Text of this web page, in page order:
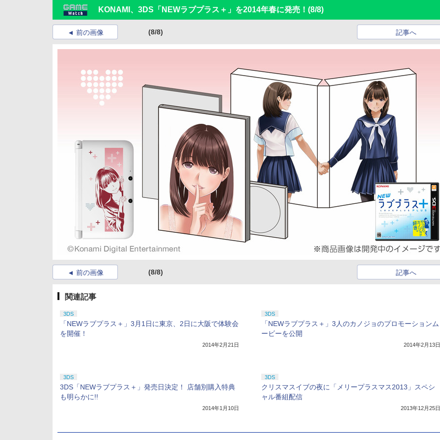
KONAMI、3DS「NEWラブプラス＋」を2014年春に発売！ (8/8)
前の画像 (8/8) 記事へ
前の画像 (8/8) 記事へ
関連記事
3DS
「NEWラブプラス＋」3月1日に東京、2日に大阪で体験会
を開催！
2014年2月21日
3DS
「NEWラブプラス＋」3人のカノジョのプロモーションム
ービーを公開
2014年2月13日
3DS
3DS「NEWラブプラス＋」発売日決定！ 店舗別購入特典
も明らかに!!
2014年1月10日
3DS
クリスマスイブの夜に「メリープラスマス2013」スペシ
ャル番組配信
2013年12月25日